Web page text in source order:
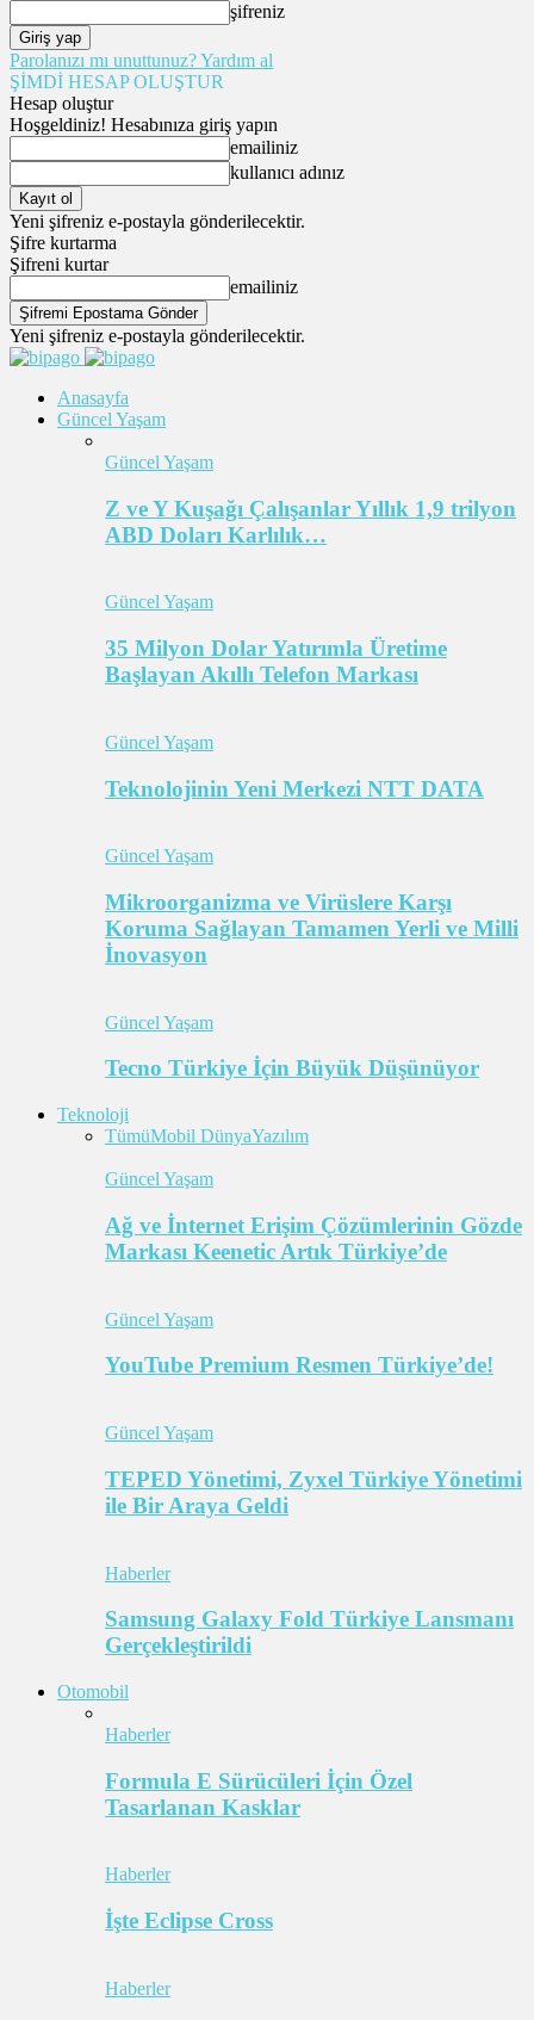
şifreniz
Parolanızı mı unuttunuz? Yardım al
ŞİMDİ HESAP OLUŞTUR
Hesap oluştur
Hoşgeldiniz! Hesabınıza giriş yapın
emailiniz
kullanıcı adınız
Yeni şifreniz e-postayla gönderilecektir.
Şifre kurtarma
Şifreni kurtar
emailiniz
Yeni şifreniz e-postayla gönderilecektir.
Anasayfa
Güncel Yaşam
Güncel Yaşam
Z ve Y Kuşağı Çalışanlar Yıllık 1,9 trilyon
ABD Doları Karlılık…
Güncel Yaşam
35 Milyon Dolar Yatırımla Üretime
Başlayan Akıllı Telefon Markası
Güncel Yaşam
Teknolojinin Yeni Merkezi NTT DATA
Güncel Yaşam
Mikroorganizma ve Virüslere Karşı
Koruma Sağlayan Tamamen Yerli ve Milli
İnovasyon
Güncel Yaşam
Tecno Türkiye İçin Büyük Düşünüyor
Teknoloji
TümüMobil DünyaYazılım
Güncel Yaşam
Ağ ve İnternet Erişim Çözümlerinin Gözde
Markası Keenetic Artık Türkiye’de
Güncel Yaşam
YouTube Premium Resmen Türkiye’de!
Güncel Yaşam
TEPED Yönetimi, Zyxel Türkiye Yönetimi
ile Bir Araya Geldi
Haberler
Samsung Galaxy Fold Türkiye Lansmanı
Gerçekleştirildi
Otomobil
Haberler
Formula E Sürücüleri İçin Özel
Tasarlanan Kasklar
Haberler
İşte Eclipse Cross
Haberler